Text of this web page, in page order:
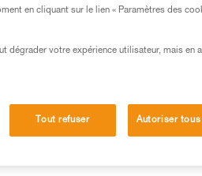
pour pouvoir
spécifique. Validez avec
sécurité, avant de la
en exister d’autres que
en cliquant sur le lien « Paramètres des
dégrader votre expérience utilisateur, mais en
Tout refuser Autoriser